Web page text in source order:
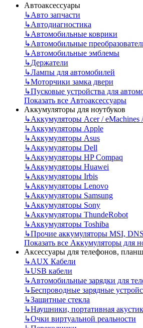
Автоаксессуары
↳Авто запчасти
↳Автодиагностика
↳Автомобильные коврики
↳Автомобильные
↳Автомобильные эмблемы
↳Держатели
↳Лампы для автомобилей
↳Моторчики замка двери
↳Пусковые устройства для
Показать все Автоаксессуары
Аккумуляторы для ноутбуков
↳Аккумуляторы Acer / eMachines
↳Аккумуляторы Apple
↳Аккумуляторы Asus
↳Аккумуляторы Dell
↳Аккумуляторы HP Compaq
↳Аккумуляторы Huawei
↳Аккумуляторы Irbis
↳Аккумуляторы Lenovo
↳Аккумуляторы Samsung
↳Аккумуляторы Sony
↳Аккумуляторы ThundeRobot
↳Аккумуляторы Toshiba
↳Прочие аккумуляторы MSI,
Показать все Аккумуляторы для
Аксессуары для телефонов,
↳AUX Кабели
↳USB кабели
↳Автомобильные зарядки для
↳Беспроводные зарядные
↳Защитные стекла
↳Наушники, портативная
↳Очки виртуальной реальности